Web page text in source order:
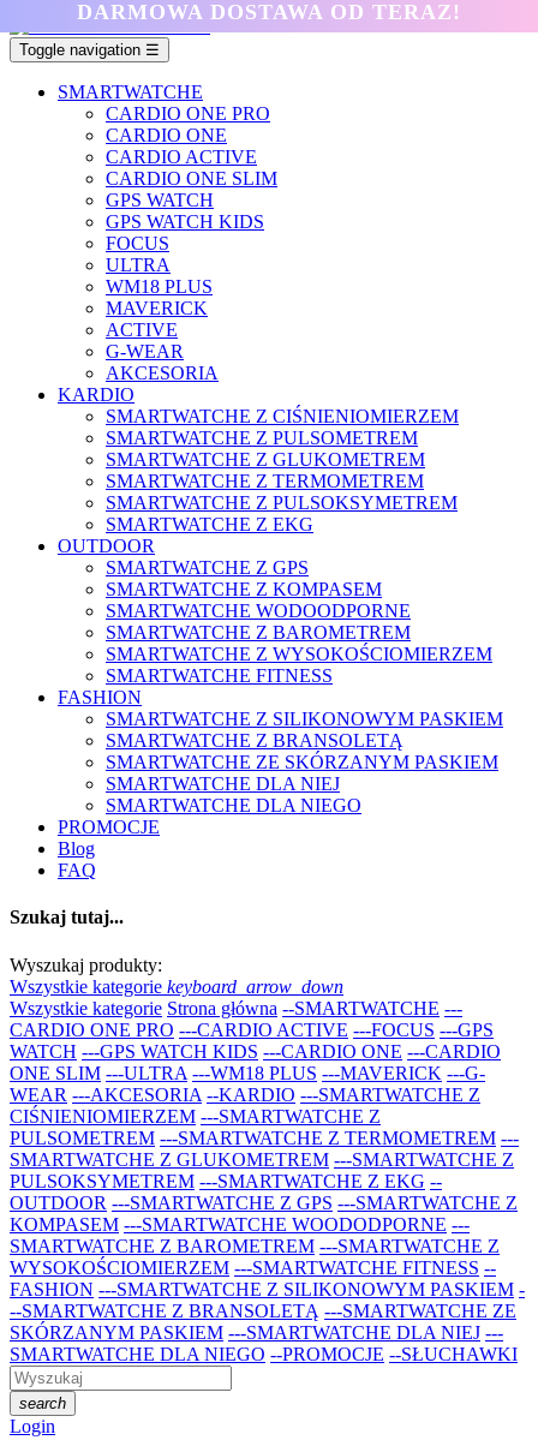
DARMOWA DOSTAWA OD TERAZ!
Toggle navigation ☰
SMARTWATCHE
CARDIO ONE PRO
CARDIO ONE
CARDIO ACTIVE
CARDIO ONE SLIM
GPS WATCH
GPS WATCH KIDS
FOCUS
ULTRA
WM18 PLUS
MAVERICK
ACTIVE
G-WEAR
AKCESORIA
KARDIO
SMARTWATCHE Z CIŚNIENIOMIERZEM
SMARTWATCHE Z PULSOMETREM
SMARTWATCHE Z GLUKOMETREM
SMARTWATCHE Z TERMOMETREM
SMARTWATCHE Z PULSOKSYMETREM
SMARTWATCHE Z EKG
OUTDOOR
SMARTWATCHE Z GPS
SMARTWATCHE Z KOMPASEM
SMARTWATCHE WODOODPORNE
SMARTWATCHE Z BAROMETREM
SMARTWATCHE Z WYSOKOŚCIOMIERZEM
SMARTWATCHE FITNESS
FASHION
SMARTWATCHE Z SILIKONOWYM PASKIEM
SMARTWATCHE Z BRANSOLETĄ
SMARTWATCHE ZE SKÓRZANYM PASKIEM
SMARTWATCHE DLA NIEJ
SMARTWATCHE DLA NIEGO
PROMOCJE
Blog
FAQ
Szukaj tutaj...
Wyszukaj produkty:
Wszystkie kategorie keyboard_arrow_down
Wszystkie kategorie Strona główna --SMARTWATCHE ---
CARDIO ONE PRO ---CARDIO ACTIVE ---FOCUS ---GPS
WATCH ---GPS WATCH KIDS ---CARDIO ONE ---CARDIO
ONE SLIM ---ULTRA ---WM18 PLUS ---MAVERICK ---G-
WEAR ---AKCESORIA --KARDIO ---SMARTWATCHE Z
CIŚNIENIOMIERZEM ---SMARTWATCHE Z
PULSOMETREM ---SMARTWATCHE Z TERMOMETREM ---
SMARTWATCHE Z GLUKOMETREM ---SMARTWATCHE Z
PULSOKSYMETREM ---SMARTWATCHE Z EKG --
OUTDOOR ---SMARTWATCHE Z GPS ---SMARTWATCHE Z
KOMPASEM ---SMARTWATCHE WOODODPORNE ---
SMARTWATCHE Z BAROMETREM ---SMARTWATCHE Z
WYSOKOŚCIOMIERZEM ---SMARTWATCHE FITNESS --
FASHION ---SMARTWATCHE Z SILIKONOWYM PASKIEM -
--SMARTWATCHE Z BRANSOLETĄ ---SMARTWATCHE ZE
SKÓRZANYM PASKIEM ---SMARTWATCHE DLA NIEJ ---
SMARTWATCHE DLA NIEGO --PROMOCJE --SŁUCHAWKI
search
Login